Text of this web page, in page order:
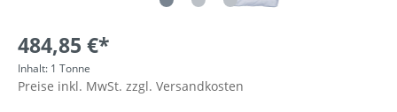
484,85 €*
Inhalt: 1 Tonne
Preise inkl. MwSt. zzgl. Versandkosten